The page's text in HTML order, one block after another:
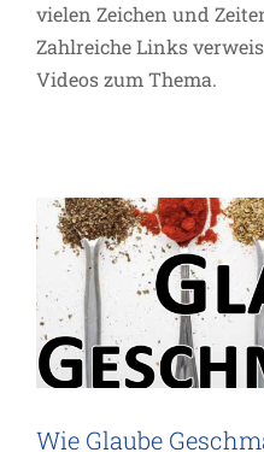
vielen Zeichen und
Zahlreiche Links
Videos zum Thema.
Wie GlaubeLUV – Alles